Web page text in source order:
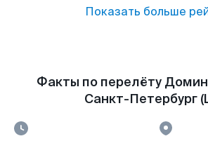
Показать больше
Факты по перелёту
Санкт-Петербург